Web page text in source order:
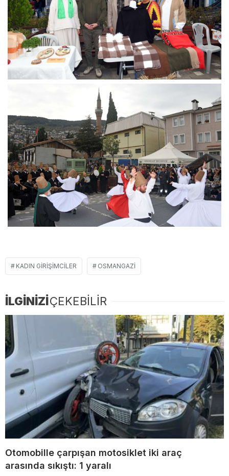
KADIN GIRIŞIMCILER OSMANGAZI
İLGİNİZİÇEKEBİLİR
Otomobille çarpışan motosiklet iki araç
arasında sıkıştı: 1 yaralı